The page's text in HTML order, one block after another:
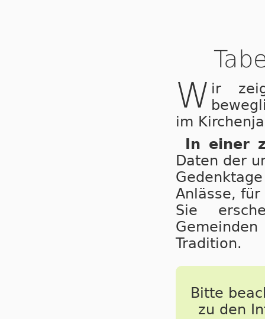
W ir
im
In einer
Daten der
Anlässe,
Sie
Tradition.
Bitte
zu den